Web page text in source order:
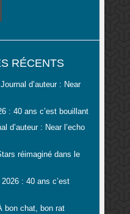
RÉCENTS
Journal d’auteur : Near
: 40 ans c’est bouillant
d’auteur : Near l’echo
réimaginé dans le
2026 : 40 ans c’est
bon chat, bon rat